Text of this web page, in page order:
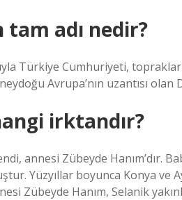
adı nedir?
Türkiye Cumhuriyeti,
Avrupa’nın uzantısı
irktandır?
annesi Zübeyde Hanım’dır.
Yüzyıllar boyunca Konya ve
Zübeyde Hanım, Selanik